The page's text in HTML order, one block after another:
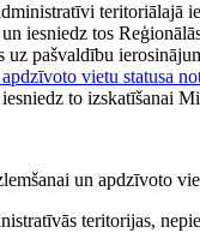
teritoriālajā
iesniedz tos
pašvaldību
vietu statusa
to izskatīšanai
un apdzīvoto
teritorijas,